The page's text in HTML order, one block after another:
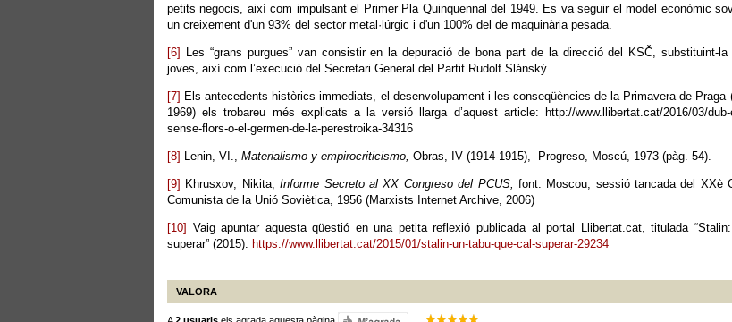
petits negocis, així com impulsant el Primer Pla Quinquennal del 1949. Es va seguir el model econòmic
un creixement d'un 93% del sector metal·lúrgic i d'un 100% del de maquinària pesada.
[6] Les “grans purgues” van consistir en la depuració de bona part de la direcció del KSČ, substituint-la
joves, així com l’execució del Secretari General del Partit Rudolf Slánský.
[7] Els antecedents històrics immediats, el desenvolupament i les conseqüències de la Primavera de
1969) els trobareu més explicats a la versió llarga d’aquest article: http://www.llibertat.cat/2016/03/dub-
sense-flors-o-el-germen-de-la-perestroika-34316
[8] Lenin, VI., Materialismo y empirocriticismo, Obras, IV (1914-1915), Progreso, Moscú, 1973 (pàg. 54).
[9] Khrusxov, Nikita,Informe Secreto al XX Congreso del PCUS, font: Moscou, sessió tancada del XXè
Comunista de la Unió Soviètica, 1956 (Marxists Internet Archive, 2006)
[10] Vaig apuntar aquesta qüestió en una petita reflexió publicada al portal Llibertat.cat, titulada
superar” (2015): https://www.llibertat.cat/2015/01/stalin-un-tabu-que-cal-superar-29234
VALORA